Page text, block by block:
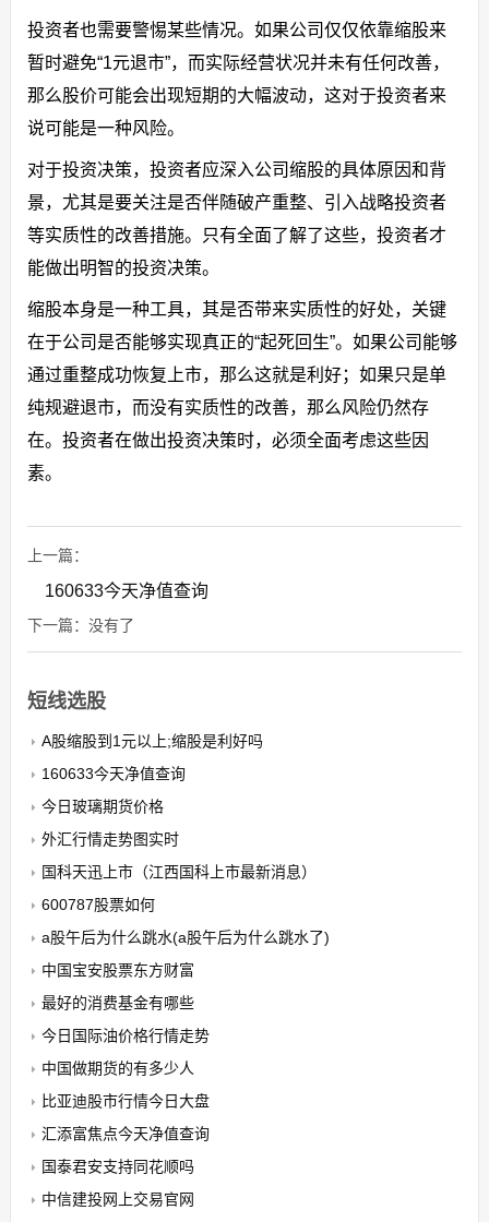
投资者也需要警惕某些情况。如果公司仅仅依靠缩股来
暂时避免“1元退市”，而实际经营状况并未有任何改善，
那么股价可能会出现短期的大幅波动，这对于投资者来
说可能是一种风险。
对于投资决策，投资者应深入公司缩股的具体原因和背
景，尤其是要关注是否伴随破产重整、引入战略投资者
等实质性的改善措施。只有全面了解了这些，投资者才
能做出明智的投资决策。
缩股本身是一种工具，其是否带来实质性的好处，关键
在于公司是否能够实现真正的“起死回生”。如果公司能够
通过重整成功恢复上市，那么这就是利好；如果只是单
纯规避退市，而没有实质性的改善，那么风险仍然存
在。投资者在做出投资决策时，必须全面考虑这些因
素。
上一篇：
160633今天净值查询
下一篇：没有了
短线选股
A股缩股到1元以上;缩股是利好吗
160633今天净值查询
今日玻璃期货价格
外汇行情走势图实时
国科天迅上市（江西国科上市最新消息）
600787股票如何
a股午后为什么跳水(a股午后为什么跳水了)
中国宝安股票东方财富
最好的消费基金有哪些
今日国际油价格行情走势
中国做期货的有多少人
比亚迪股市行情今日大盘
汇添富焦点今天净值查询
国泰君安支持同花顺吗
中信建投网上交易官网